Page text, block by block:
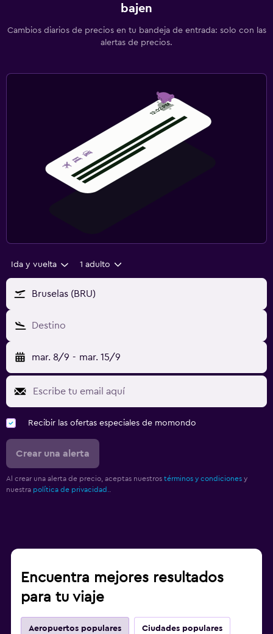
bajen
Cambios diarios de precios en tu bandeja de entrada: solo con las
alertas de precios.
Ida y vuelta 1 adulto
Bruselas (BRU)
Destino
mar. 8/9 - mar. 15/9
Recibir las ofertas especiales de momondo
Crear una alerta
Al crear una alerta de precio, aceptas nuestros términos y condiciones y
nuestra política de privacidad.
Encuentra mejores resultados
para tu viaje
Aeropuertos populares Ciudades populares